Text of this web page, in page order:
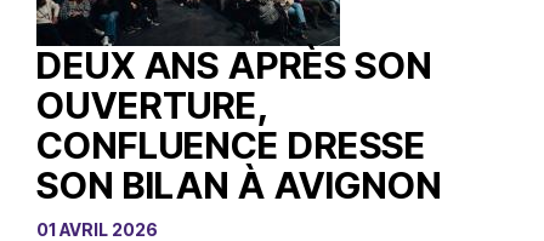
DEUX ANS APRÈS SON
OUVERTURE,
CONFLUENCE DRESSE
SON BILAN À AVIGNON
01 AVRIL 2026